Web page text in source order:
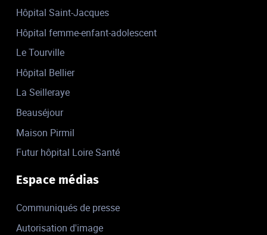
Hôpital Saint-Jacques
Hôpital femme-enfant-adolescent
Le Tourville
Hôpital Bellier
La Seilleraye
Beauséjour
Maison Pirmil
Futur hôpital Loire Santé
Espace médias
Communiqués de presse
Autorisation d'image